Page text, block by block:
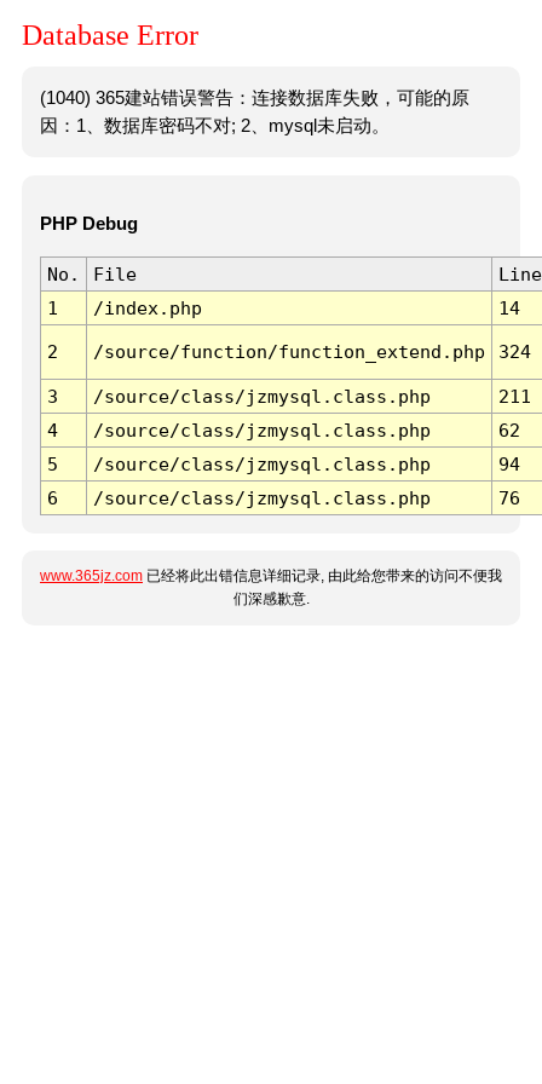
Database Error
(1040) 365建站错误警告：连接数据库失败，可能的原
因：1、数据库密码不对; 2、mysql未启动。
PHP Debug
No. File
Line
1
/index.php 14
2 /source/function/function_extend.php 324
3 /source/class/jzmysql.class.php
211
4
/source/class/jzmysql.class.php
62
5
/source/class/jzmysql.class.php
94
6
/source/class/jzmysql.class.php 76
www.365jz.com 已经将此出错信息详细记录, 由此给您带来的访问不便我
们深感歉意.